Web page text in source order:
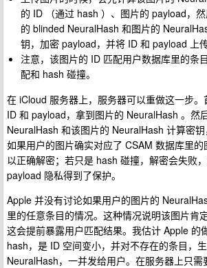
的 ID （通过 hash ）、图片的 payload，
的 blinded NeuralHash 和图片的
钥，加密 payload，并将 ID 和 payload 上
注意，该图片的 ID 匹配用户数据库里的条
配和 hash 碰撞。
在 iCloud 服务器上，服务器可以重做这一步
ID 和 payload，拿到图片的 NeuralHash 。然
NeuralHash 和该图片的 NeuralHash 计算密钥
如果用户的图片确实对应了 CSAM 数据库里
以正确解密；若只是 hash 碰撞，解密会失败
payload 隐私得到了保护。
Apple 并没有讨论如果用户的图片的
里的任意条目的情况。这种情况说明该图片肯
这会提前暴露用户匹配结果。我估计 Apple 的
hash，是 ID 空间变小，并对不存在的条目，
NeuralHash，一并发给用户。在服务器上只需